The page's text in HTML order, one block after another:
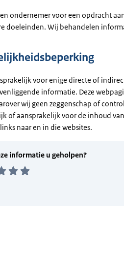
ondernemer voor een opdracht
doeleinden. Wij behandelen
voor enige directe of
informatie. Deze
wij geen zeggenschap of
of aansprakelijk voor de inhoud
naar en in die websites.